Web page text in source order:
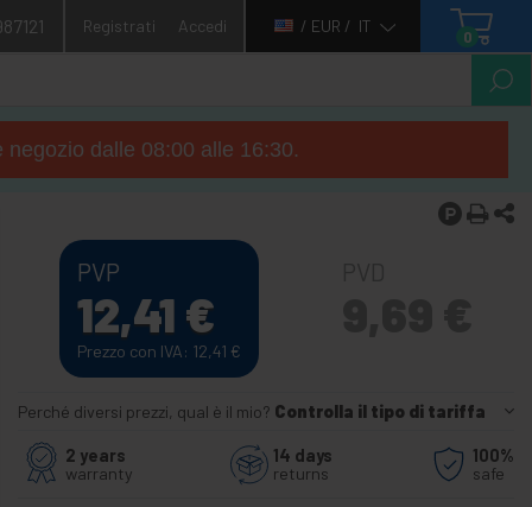
Registrati Accedi / EUR / IT
0
dalle 08:00 alle 16:30.
PVP
12,41 €
Prezzo con IVA: 12,41 €
Perché diversi prezzi, qual è il mio? Controlla il tipo di tariffa
2 years
warranty
14 days
returns
100%
safe